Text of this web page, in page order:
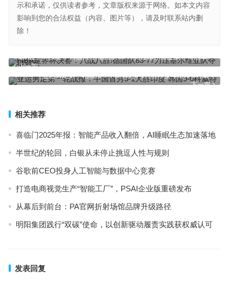
示和承诺，仅供读者参考，文章版权来源于网络。如本文内容
影响到您的合法权益（内容、图片等），请及时联系站内删
除！
上一篇
FIBA世界杯决赛：八战八胜!德国队83-77力压塞尔维亚队夺得冠军
下一篇
亚运男足第一轮战报：中国首秀5-1大胜印度 韩国9-0科威特
相关推荐
喜临门2025年报：智能产品收入翻倍，AI睡眠生态加速落地
半世纪的轮回，白银从未停止挑逗人性与规则
谷歌前CEO投身人工智能与数据中心竞赛
打造电商视觉生产“智能工厂”，PSAI企业版重磅发布
从幕后到前台：PA官网折射场馆品牌升级路径
明阳集团践行“双碳”使命，以创新驱动履责实践获权威认可
发表回复